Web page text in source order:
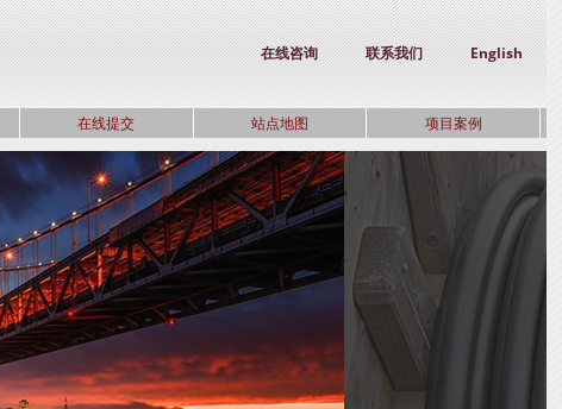
English
联系我们
在线咨询
在线提交 站点地图 项目案例